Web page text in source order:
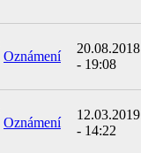
Oznámení
20.08.2018
- 19:08
Oznámení
12.03.2019
- 14:22